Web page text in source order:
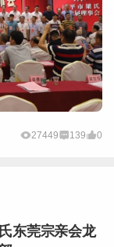
27449 139 0
东莞宗亲会龙